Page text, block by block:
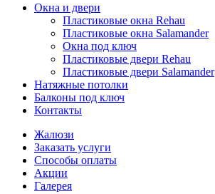
Окна и двери
Пластиковые окна Rehau
Пластиковые окна Salamander
Окна под ключ
Пластиковые двери Rehau
Пластиковые двери Salamander
Натяжные потолки
Балконы под ключ
Контакты
Жалюзи
Заказать услуги
Способы оплаты
Акции
Галерея